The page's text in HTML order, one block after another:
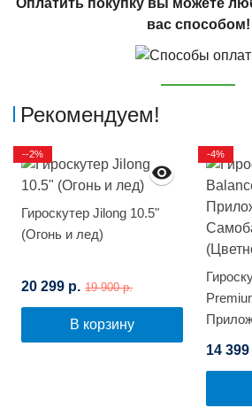
Оплатить покупку вы можете
вас способом!
Рекомендуем!
Гироскутер Jilong 10.5"
(Огонь и лед)
20 299 р. 19 900 р.
В корзину
--2%
14
-4%